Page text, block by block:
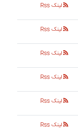
لینک Rss
لینک Rss
لینک Rss
لینک Rss
لینک Rss
لینک Rss